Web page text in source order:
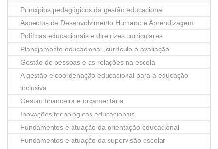
Princípios pedagógicos da gestão educacional
Aspectos de Desenvolvimento Humano e Aprendizagem
Políticas educacionais e diretrizes curriculares
Planejamento educacional, currículo e avaliação
Gestão de pessoas e as relações na escola
A gestão e coordenação educacional para a educação
inclusiva
Gestão financeira e orçamentária
Inovações tecnológicas educacionais
Fundamentos e atuação da orientação educacional
Fundamentos e atuação da supervisão escolar